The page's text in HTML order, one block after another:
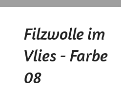
Filzwolle im
Vlies - Farbe
08